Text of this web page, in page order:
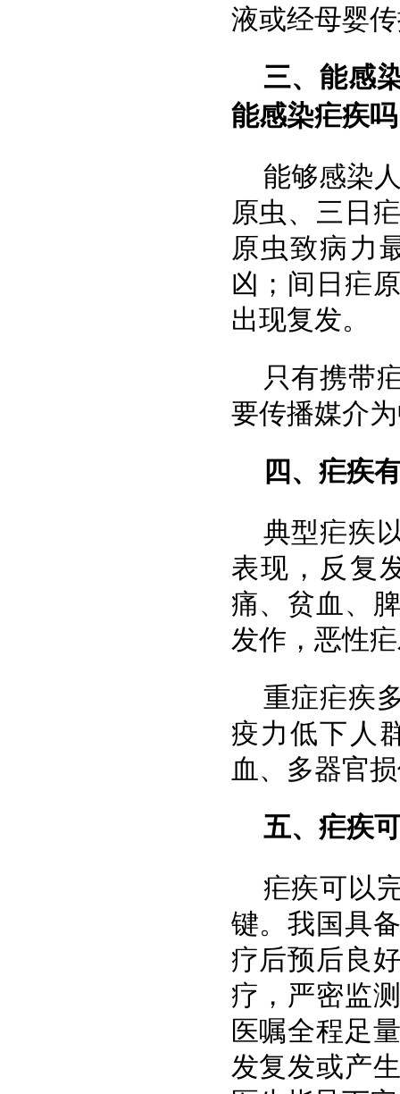
液或经母婴
三、能感
能感染疟疾
能够感染
原虫、三日
原虫致病力
凶；间日疟
出现复发。
只有携带
要传播媒介
四、疟疾
典型疟疾
表现，反复
痛、贫血、
发作，恶性
重症疟疾
疫力低下人
血、多器官
五、疟疾
疟疾可以
键。我国具
疗后预后良
疗，严密监
医嘱全程足
发复发或产